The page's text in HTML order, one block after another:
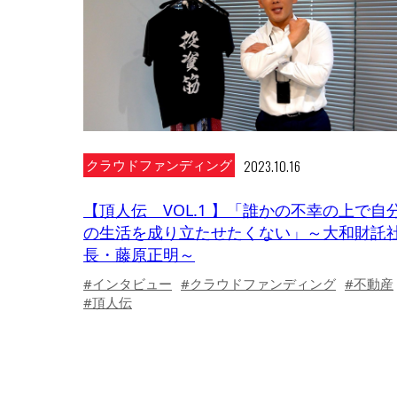
クラウドファンディング 2023.10.16
【頂人伝 VOL.1 】「誰かの不幸の上で自
の生活を成り立たせたくない」～大和財託
長・藤原正明～
#インタビュー #クラウドファンディング #不動産
#頂人伝